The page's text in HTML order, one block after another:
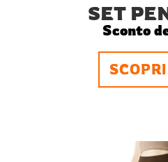
SET
Sconto